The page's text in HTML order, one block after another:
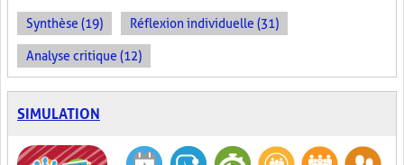
Synthèse (19) Réflexion individuelle (31)
Analyse critique (12)
SIMULATION